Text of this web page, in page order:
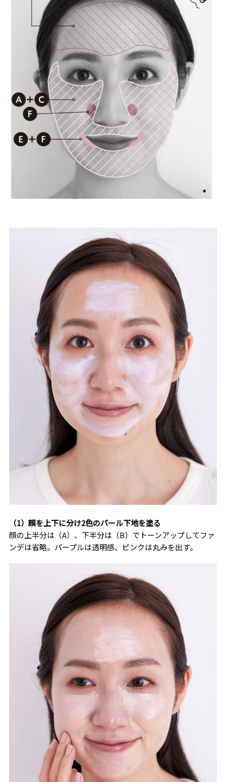
（1）顔を上下に分け2色のパール下地を塗る
顔の上半分は（A）、下半分は（B）でトーンアップしてファ
ンデは省略。パープルは透明感、ピンクは丸みを出す。